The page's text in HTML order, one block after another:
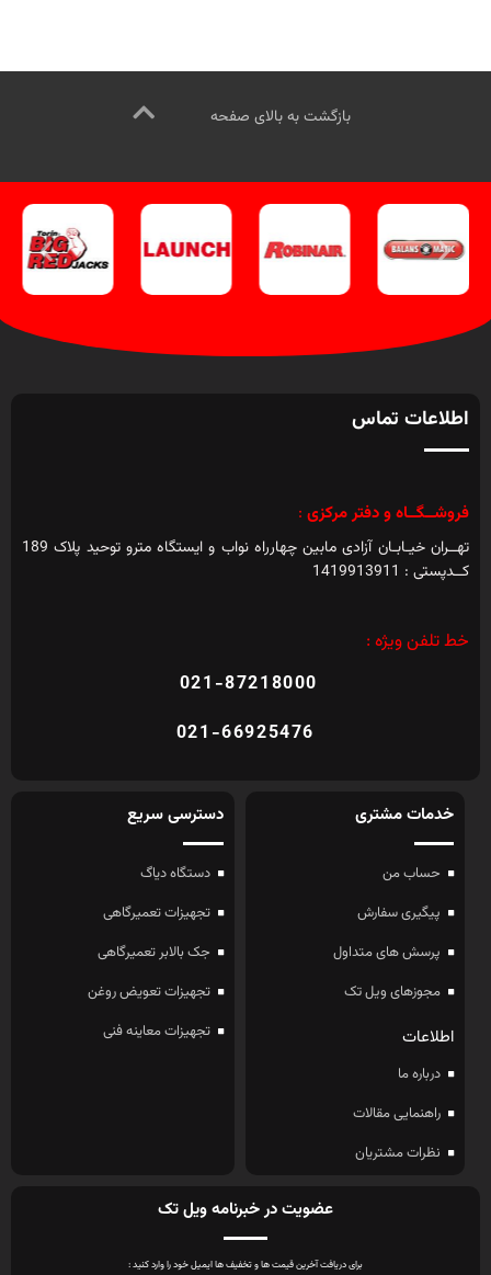
کلیک کنید.کانال اینستاگرام ویل تک
بازگشت به بالای صفحه
اطلاعات تماس
فروشــگــاه و دفتر مرکزی :
تهــران خیـابـان آزادی مابین چهارراه نواب و ایستگاه مترو توحید پلاک 189
کــدپستی : 1419913911
خط تلفن ویژه :
021-87218000
021-66925476
خدمات مشتری
حساب من
پیگیری سفارش
پرسش های متداول
مجوزهای ویل تک
اطلاعات
درباره ما
راهنمایی مقالات
نظرات مشتریان
دسترسی سریع
دستگاه دیاگ
تجهیزات تعمیرگاهی
جک بالابر تعمیرگاهی
تجهیزات تعویض روغن
تجهیزات معاینه فنی
عضویت در خبرنامه ویل تک
برای دریافت آخرین قیمت ها و تخفیف ها ایمیل خود را وارد کنید :